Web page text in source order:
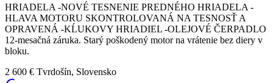
HRIADELA -NOVÉ TESNENIE PREDNÉHO HRIADELA -
HLAVA MOTORU SKONTROLOVANÁ NA TESNOSŤ A
OPRAVENÁ -KĹUKOVY HRIADIEL -OLEJOVÉ ČERPADLO
12-mesačná záruka. Starý poškodený motor na vrátenie bez diery v
bloku.
2 600 € Tvrdošín, Slovensko